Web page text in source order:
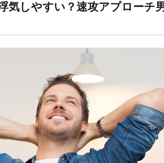
気しやすい？速攻アプローチ